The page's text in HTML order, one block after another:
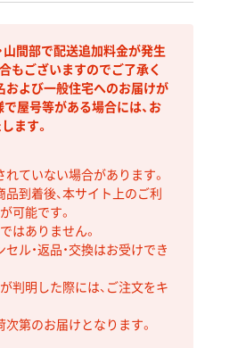
山間部で配送追加料金が発生
もございますのでご了承く
および一般住宅へのお届けが
屋号等がある場合には、お
ます。
ていない場合があります。
到着後、本サイト上のご利
可能です。
はありません。
ル・返品・交換はお受けでき
判明した際には、ご注文をキ
第のお届けとなります。